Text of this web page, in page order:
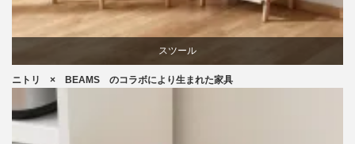
スツール
ニトリ × BEAMS のコラボにより生まれた家具